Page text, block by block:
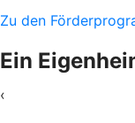
Zu den
Ein
‹